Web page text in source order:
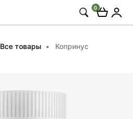
0
Все товары Копринус